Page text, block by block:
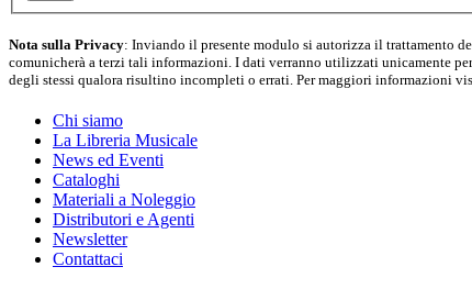
Nota sulla Privacy: Inviando il presente modulo si autorizza il trattamento
comunicherà a terzi tali informazioni. I dati verranno utilizzati unicamente
degli stessi qualora risultino incompleti o errati. Per maggiori informazioni
Chi siamo
La Libreria Musicale
News ed Eventi
Cataloghi
Materiali a Noleggio
Distributori e Agenti
Newsletter
Contattaci